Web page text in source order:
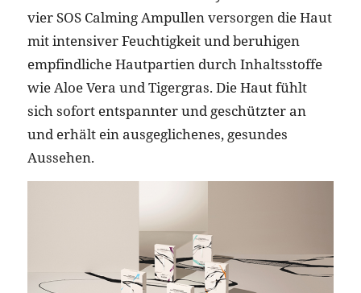
vier SOS Calming Ampullen versorgen die Haut
mit intensiver Feuchtigkeit und beruhigen
empfindliche Hautpartien durch Inhaltsstoffe
wie Aloe Vera und Tigergras. Die Haut fühlt
sich sofort entspannter und geschützter an
und erhält ein ausgeglichenes, gesundes
Aussehen.